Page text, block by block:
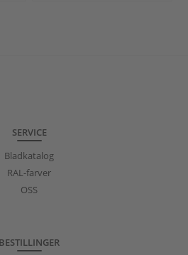
SERVICE
Bladkatalog
RAL-farver
OSS
BESTILLINGER